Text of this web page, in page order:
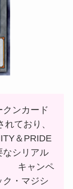
ンカード
ており、
＆PRIDE
なシリアル
キャンペ
ク・マジシ